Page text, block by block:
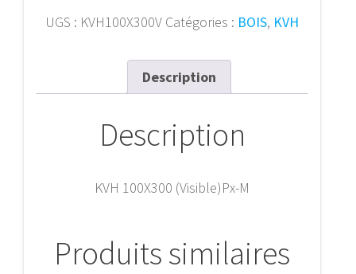
(Visible)Px-
UGS : KVH100X300V Catégories : BOIS, KVH
Description
Description
KVH 100X300 (Visible)Px-M
Produits similaires